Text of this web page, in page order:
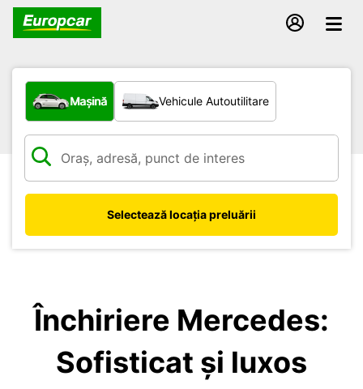
Ce tip de vehicul?
Mașină Vehicule Autoutilitare
Selectează locația preluării
Închiriere Mercedes:
Sofisticat și luxos